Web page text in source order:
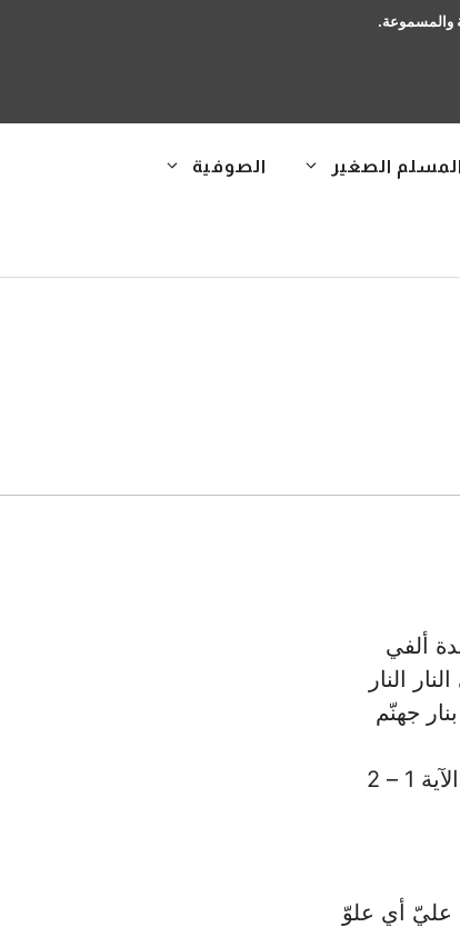
والمسموعة.
المسلم الصغير الصوفية
ألفي
النار
جهنّم
– 2
عليّ أي علوّ